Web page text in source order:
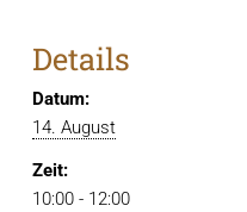
Details
Datum:
14. August
Zeit:
10:00 - 12:00